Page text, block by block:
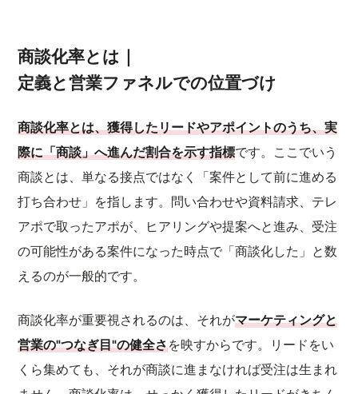
商談化率とは｜
定義と営業ファネルでの位置づけ
商談化率とは、獲得したリードやアポイントのうち、実
際に「商談」へ進んだ割合を示す指標です。ここでいう
商談とは、単なる接点ではなく「案件として前に進める
打ち合わせ」を指します。問い合わせや資料請求、テレ
アポで取ったアポが、ヒアリングや提案へと進み、受注
の可能性がある案件になった時点で「商談化した」と数
えるのが一般的です。
商談化率が重要視されるのは、それがマーケティングと
営業の"つなぎ目"の健全さを映すからです。リードをい
くら集めても、それが商談に進まなければ受注は生まれ